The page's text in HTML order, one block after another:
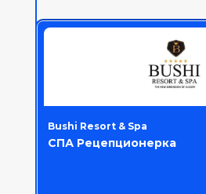
Bushi Resort & Spa
СПА Рецепционерка